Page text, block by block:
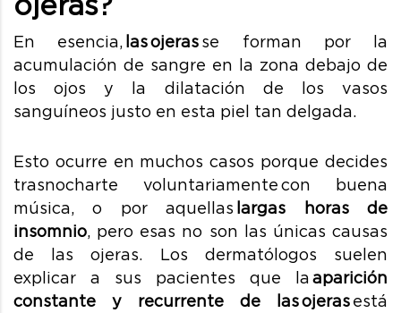
En esencia, las ojerasse forman por la
acumulación de sangre en la zona debajo de
los ojos y la dilatación de los vasos
sanguíneos justo en esta piel tan delgada.
Esto ocurre en muchos casos porque decides
trasnocharte
voluntariamentecon buena
música, o por aquellas largas horas de
insomnio, pero esas no son las únicas causas
de las ojeras. Los dermatólogos suelen
explicar a sus pacientes que laaparición
constante y recurrente de las ojerasestá